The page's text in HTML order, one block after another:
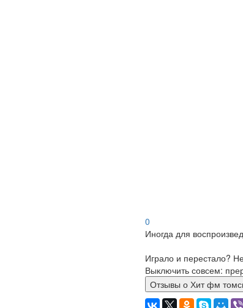
0
Иногда для
Играло и перестало?
Выключить совсем:
Отзывы о Хит фм